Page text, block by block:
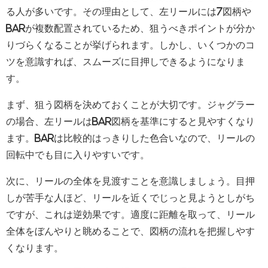
る人が多いです。その理由として、左リールには7図柄や
BARが複数配置されているため、狙うべきポイントが分か
りづらくなることが挙げられます。しかし、いくつかのコ
ツを意識すれば、スムーズに目押しできるようになりま
す。
まず、狙う図柄を決めておくことが大切です。ジャグラー
の場合、左リールはBAR図柄を基準にすると見やすくなり
ます。BARは比較的はっきりした色合いなので、リールの
回転中でも目に入りやすいです。
次に、リールの全体を見渡すことを意識しましょう。目押
しが苦手な人ほど、リールを近くでじっと見ようとしがち
ですが、これは逆効果です。適度に距離を取って、リール
全体をぼんやりと眺めることで、図柄の流れを把握しやす
くなります。